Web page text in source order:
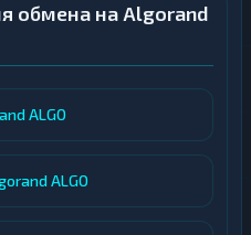
обмена на Algorand
ALGO
ALGO